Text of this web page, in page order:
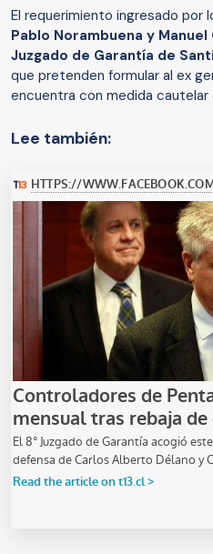
El requerimiento ingresado por
Pablo Norambuena y Manuel
Juzgado de Garantía de
que pretenden formular al ex
encuentra con medida cautelar
Lee también: